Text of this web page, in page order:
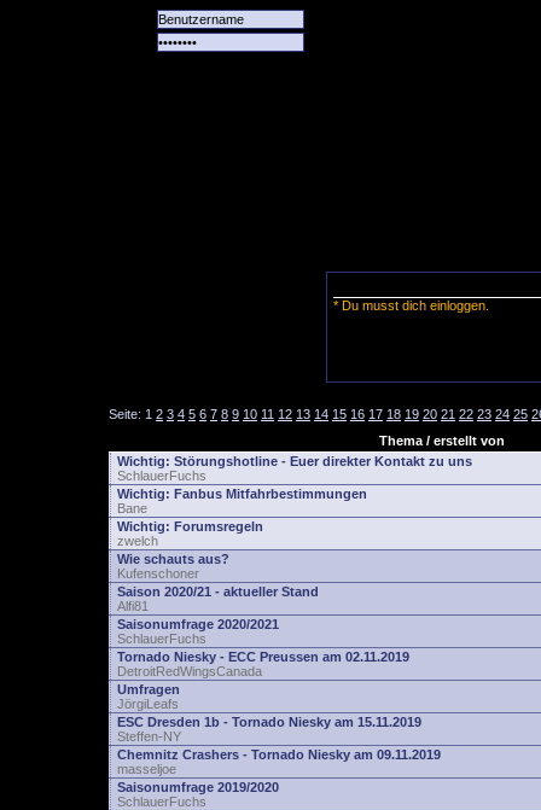
* Du musst dich einloggen.
Seite: 1 2 3 4 5 6 7 8 9 10 11 12 13 14 15 16 17 18 19 20 21 22 23 24 25
Thema / erstellt von
Wichtig: Störungshotline - Euer direkter Kontakt zu uns
SchlauerFuchs
Wichtig: Fanbus Mitfahrbestimmungen
Bane
Wichtig: Forumsregeln
zwelch
Wie schauts aus?
Kufenschoner
Saison 2020/21 - aktueller Stand
Alfi81
Saisonumfrage 2020/2021
SchlauerFuchs
Tornado Niesky - ECC Preussen am 02.11.2019
DetroitRedWingsCanada
Umfragen
JörgiLeafs
ESC Dresden 1b - Tornado Niesky am 15.11.2019
Steffen-NY
Chemnitz Crashers - Tornado Niesky am 09.11.2019
masseljoe
Saisonumfrage 2019/2020
SchlauerFuchs